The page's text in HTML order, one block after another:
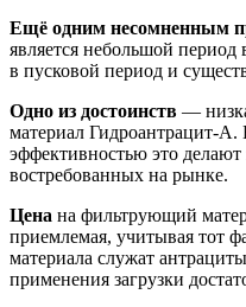
Ещё одним несомненным
является небольшой
в пусковой период и
Одно из достоинств —
материал Гидроантрацит-А.
эффективностью это
востребованных на рынке.
Цена на фильтрующий
приемлемая, учитывая тот
материала служат
применения загрузки